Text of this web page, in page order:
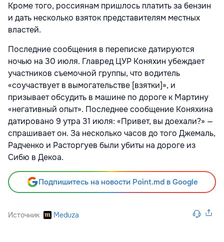
Кроме того, россиянам пришлось платить за бензин
и дать несколько взяток представителям местных
властей.
Последние сообщения в переписке датируются
ночью на 30 июля. Главред ЦУР Коняхин убеждает
участников съемочной группы, что водитель
«соучаствует в вымогательстве [взятки]», и
призывает обсудить в машине по дороге к Мартину
«негативный опыт». Последнее сообщение Коняхина
датировано 9 утра 31 июля: «Привет, вы доехали?» —
спрашивает он. За несколько часов до того Джемаль,
Радченко и Расторгуев были убиты на дороге из
Сибю в Декоа.
Подпишитесь на новости Point.md в Google
Источник Meduza